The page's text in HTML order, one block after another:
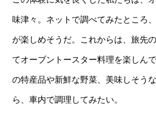
味津々。ネットで調べてみたところ
が楽しめそうだ。これからは、旅先
てオーブントースター料理を楽しん
の特産品や新鮮な野菜、美味しそう
ら、車内で調理してみたい。